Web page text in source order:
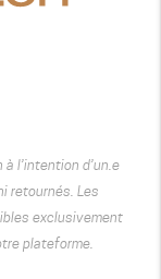
l’intention d’un.e
retournés. Les
exclusivement
plateforme.